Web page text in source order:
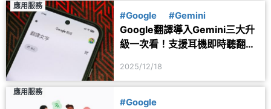
應用服務
#Google #Gemini
Google翻譯導入Gemini三大升
級一次看！支援耳機即時聽翻譯
2025/12/18
應用服務
#Google